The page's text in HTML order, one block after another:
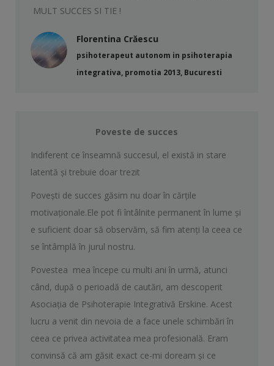
MULT SUCCES SI TIE !
Florentina Crăescu
psihoterapeut autonom in psihoterapia
integrativa, promotia 2013, Bucuresti
Poveste de succes
Indiferent ce înseamnă succesul, el există in stare
latentă şi trebuie doar trezit
Poveşti de succes găsim nu doar în cărţile
motivaţionale.Ele pot fi întâlnite permanent în lume şi
e suficient doar să observăm, să fim atenţi la ceea ce
se întâmplă în jurul nostru.
Povestea mea începe cu multi ani în urmă, atunci
când, după o perioadă de cautări, am descoperit
Asociaţia de Psihoterapie Integrativă Erskine. Acest
lucru a venit din nevoia de a face unele schimbări în
ceea ce privea activitatea mea profesională. Eram
convinsă că am găsit exact ce-mi doream şi ce